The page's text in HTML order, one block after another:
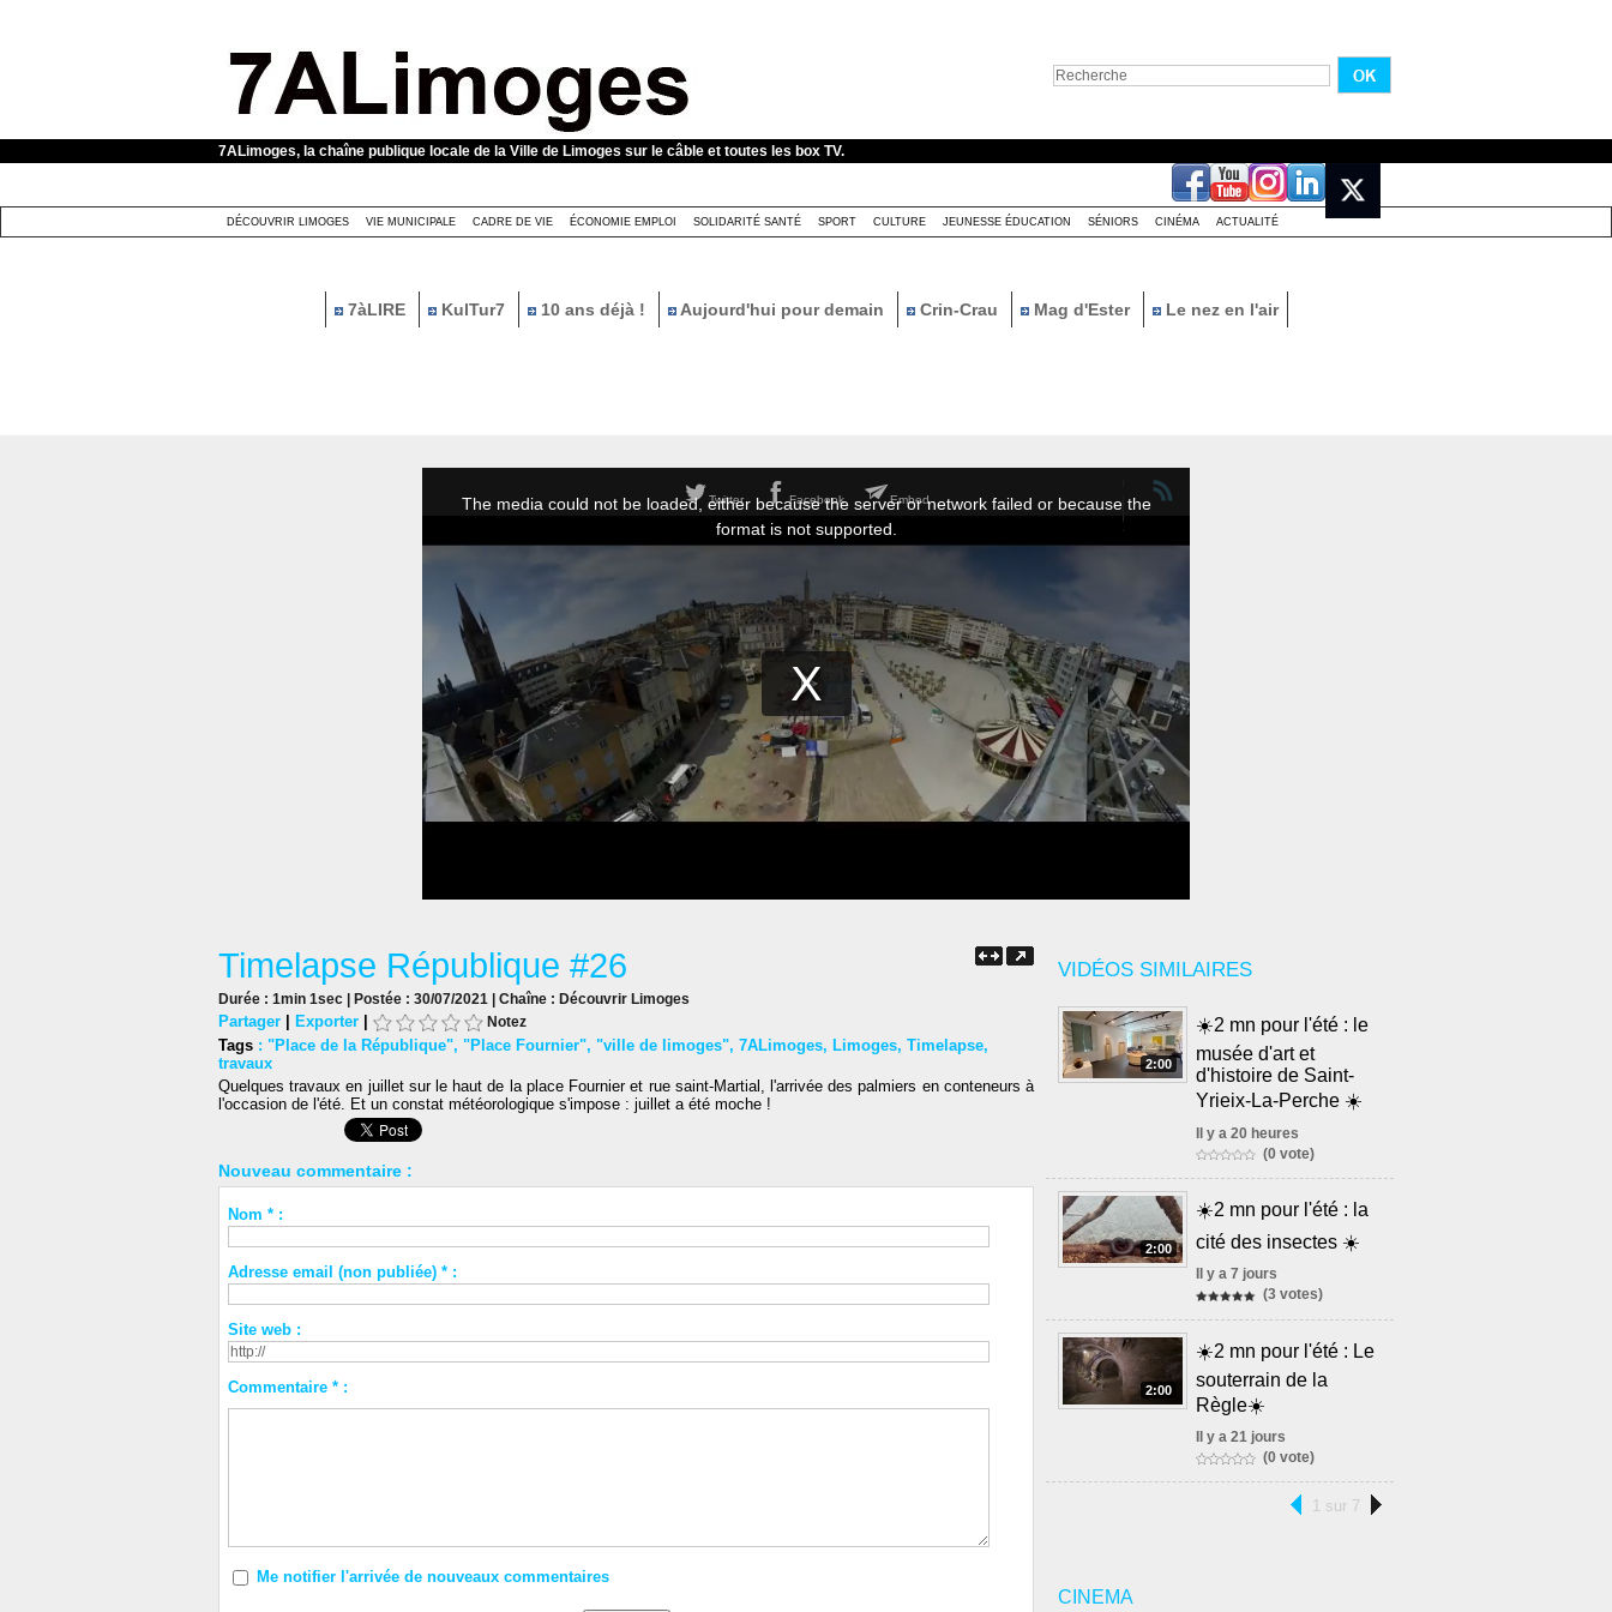
7ALimoges, la chaîne publique locale de la Ville de Limoges sur le câble et toutes les box TV.
DÉCOUVRIR LIMOGES VIE MUNICIPALE CADRE DE VIE ÉCONOMIE EMPLOI SOLIDARITÉ SANTÉ SPORT CULTURE JEUNESSE ÉDUCATION SÉNIORS CINÉMA ACTUALITÉ
7àLIRE KulTur7 10 ans déjà ! Aujourd'hui pour demain Crin-Crau Mag d'Ester Le nez en l'air
VIDÉOS SIMILAIRES
2:00
☀️2 mn pour l'été : le
musée d'art et
d'histoire de Saint-
Yrieix-La-Perche ☀️
Il y a 20 heures
(0 vote)
2:00
☀️2 mn pour l'été : la
cité des insectes ☀️
Il y a 7 jours
(3 votes)
2:00
☀️2 mn pour l'été : Le
souterrain de la
Règle☀️
Il y a 21 jours
(0 vote)
1 sur 7
CINEMA
Timelapse République #26
Durée : 1min 1sec | Postée : 30/07/2021 | Chaîne : Découvrir Limoges
Partager | Exporter | Notez
Tags : "Place de la République", "Place Fournier", "ville de limoges", 7ALimoges, Limoges, Timelapse,
travaux
Quelques travaux en juillet sur le haut de la place Fournier et rue saint-Martial, l'arrivée des palmiers en conteneurs à
l'occasion de l'été. Et un constat météorologique s'impose : juillet a été moche !
Nouveau commentaire :
Nom * :
Adresse email (non publiée) * :
Site web :
Commentaire * :
Me notifier l'arrivée de nouveaux commentaires